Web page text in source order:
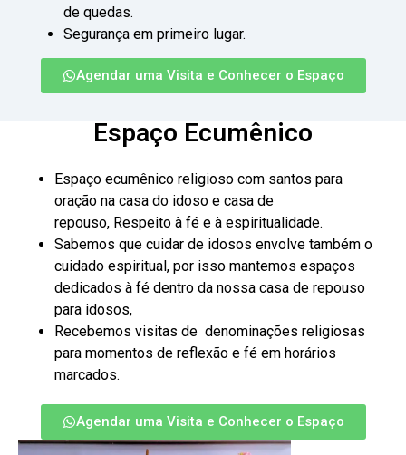
de quedas.
Segurança em primeiro lugar.
Agendar uma Visita e Conhecer o Espaço
Espaço Ecumênico
Espaço ecumênico religioso com santos para
oração na casa do idoso e casa de
repouso, Respeito à fé e à espiritualidade.
Sabemos que cuidar de idosos envolve também o
cuidado espiritual, por isso mantemos espaços
dedicados à fé dentro da nossa casa de repouso
para idosos,
Recebemos visitas de denominações religiosas
para momentos de reflexão e fé em horários
marcados.
Agendar uma Visita e Conhecer o Espaço